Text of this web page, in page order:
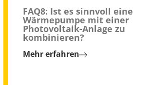
FAQ8: Ist es sinnvoll eine
Wärmepumpe mit einer
Photovoltaik-Anlage zu
kombinieren?
Mehr erfahren